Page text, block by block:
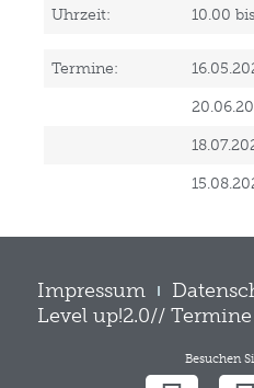
Uhrzeit: 10.00
Termine:
Impressum
Level up!2.0// Termine
Besuchen